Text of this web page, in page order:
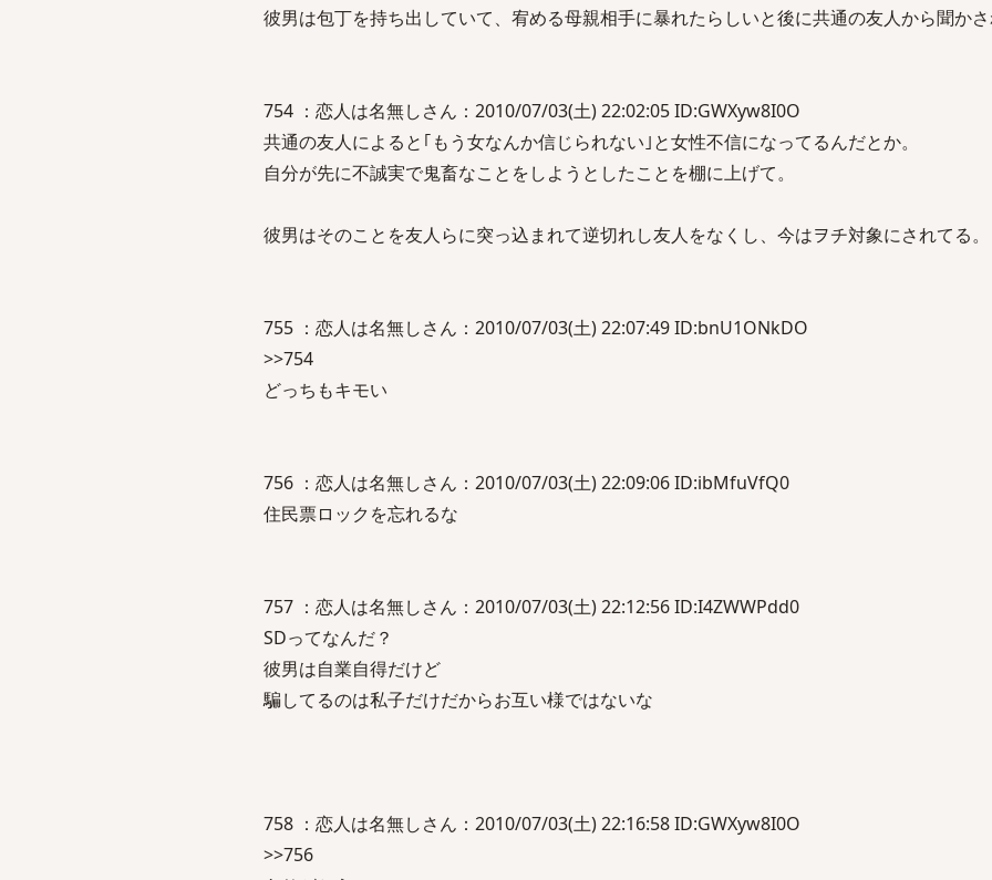
彼男は包丁を持ち出していて、宥める母親相手に暴れたらしいと後に共通の友人から聞か
754 ：恋人は名無しさん：2010/07/03(土) 22:02:05 ID:GWXyw8I0O
共通の友人によると｢もう女なんか信じられない｣と女性不信になってるんだとか。
自分が先に不誠実で鬼畜なことをしようとしたことを棚に上げて。
彼男はそのことを友人らに突っ込まれて逆切れし友人をなくし、今はヲチ対象にされてる。
755 ：恋人は名無しさん：2010/07/03(土) 22:07:49 ID:bnU1ONkDO
>>754
どっちもキモい
756 ：恋人は名無しさん：2010/07/03(土) 22:09:06 ID:ibMfuVfQ0
住民票ロックを忘れるな
757 ：恋人は名無しさん：2010/07/03(土) 22:12:56 ID:I4ZWWPdd0
SDってなんだ？
彼男は自業自得だけど
騙してるのは私子だけだからお互い様ではないな
758 ：恋人は名無しさん：2010/07/03(土) 22:16:58 ID:GWXyw8I0O
>>756